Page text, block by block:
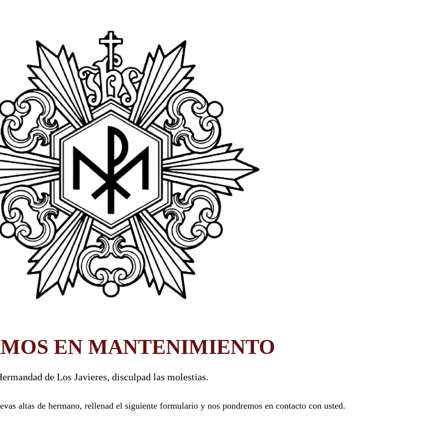
EN MANTENIMIENTO
de Los Javieres, disculpad las molestias.
altas de hermano, rellenad el siguiente formulario y nos pondremos en contacto con usted.